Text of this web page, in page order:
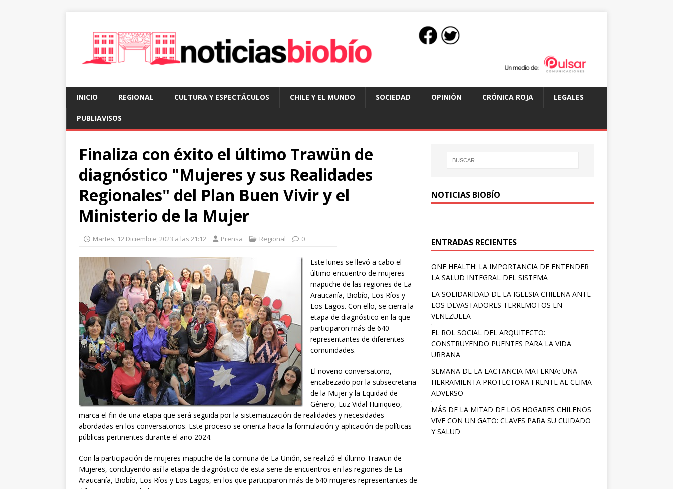
INICIO REGIONAL CULTURA Y ESPECTÁCULOS CHILE Y EL MUNDO SOCIEDAD OPINIÓN CRÓNICA ROJA LEGALES
PUBLIAVISOS
Finaliza con éxito el último Trawün de
diagnóstico "Mujeres y sus Realidades
Regionales" del Plan Buen Vivir y el
Ministerio de la Mujer
Martes, 12 Diciembre, 2023 a las 21:12 Prensa Regional 0
Este lunes se llevó a cabo el
último encuentro de mujeres
mapuche de las regiones de La
Araucanía, Biobío, Los Ríos y
Los Lagos. Con ello, se cierra la
etapa de diagnóstico en la que
participaron más de 640
representantes de diferentes
comunidades.
El noveno conversatorio,
encabezado por la subsecretaria
de la Mujer y la Equidad de
Género, Luz Vidal Huiriqueo,
marca el fin de una etapa que será seguida por la sistematización de realidades y necesidades
abordadas en los conversatorios. Este proceso se orienta hacia la formulación y aplicación de políticas
públicas pertinentes durante el año 2024.
Con la participación de mujeres mapuche de la comuna de La Unión, se realizó el último Trawün de
Mujeres, concluyendo así la etapa de diagnóstico de esta serie de encuentros en las regiones de La
Araucanía, Biobío, Los Ríos y Los Lagos, en los que participaron más de 640 mujeres representantes de
NOTICIAS BIOBÍO
ENTRADAS RECIENTES
ONE HEALTH: LA IMPORTANCIA DE ENTENDER
LA SALUD INTEGRAL DEL SISTEMA
LA SOLIDARIDAD DE LA IGLESIA CHILENA ANTE
LOS DEVASTADORES TERREMOTOS EN
VENEZUELA
EL ROL SOCIAL DEL ARQUITECTO:
CONSTRUYENDO PUENTES PARA LA VIDA
URBANA
SEMANA DE LA LACTANCIA MATERNA: UNA
HERRAMIENTA PROTECTORA FRENTE AL CLIMA
ADVERSO
MÁS DE LA MITAD DE LOS HOGARES CHILENOS
VIVE CON UN GATO: CLAVES PARA SU CUIDADO
Y SALUD